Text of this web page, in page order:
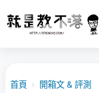
首頁 › 開箱文 & 評測